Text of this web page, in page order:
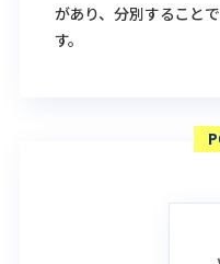
があり、分別すること
す。